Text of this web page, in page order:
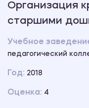
Организация
старшими
Учебное
педагогический
Год: 2018
Оценка: 4